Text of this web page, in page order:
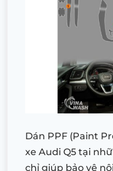
Dán PPF (Paint
xe Audi Q5 tại
chỉ giúp bảo vệ